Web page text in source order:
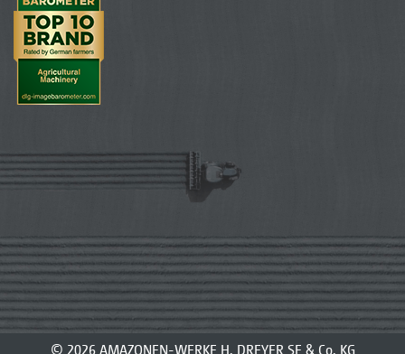
© 2026 AMAZONEN-WERKE H. DREYER SE & Co. KG